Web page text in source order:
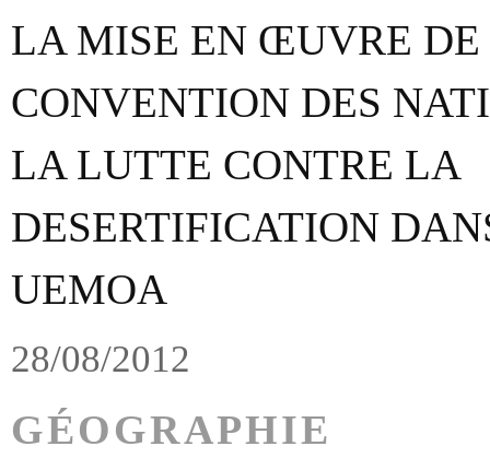
LA MISE EN ŒUVRE
CONVENTION DES
LA LUTTE CONTRE LA
DESERTIFICATION
UEMOA
28/08/2012
GÉOGRAPHIE